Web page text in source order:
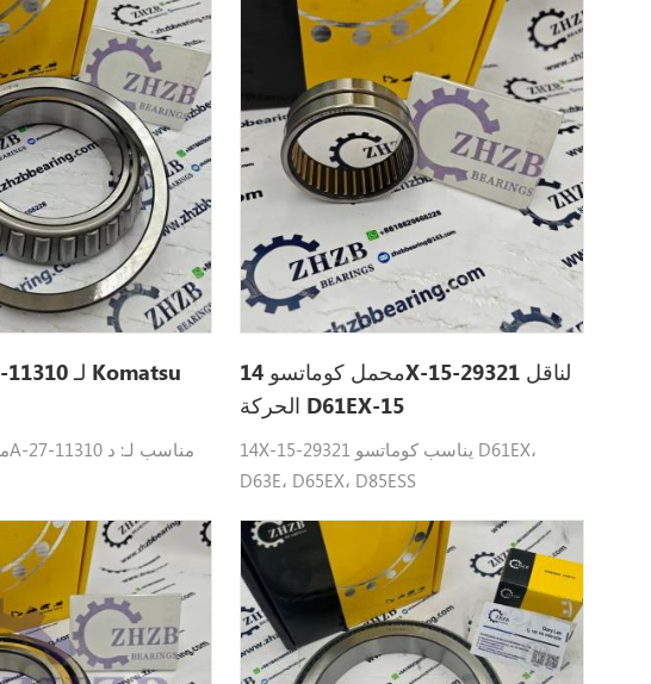
محمل كوماتسو 14X-15-29321 لناقل
الحركة D61EX-15
14X-15-29321 يناسب كوماتسو D61EX،
D63E، D65EX، D85ESS